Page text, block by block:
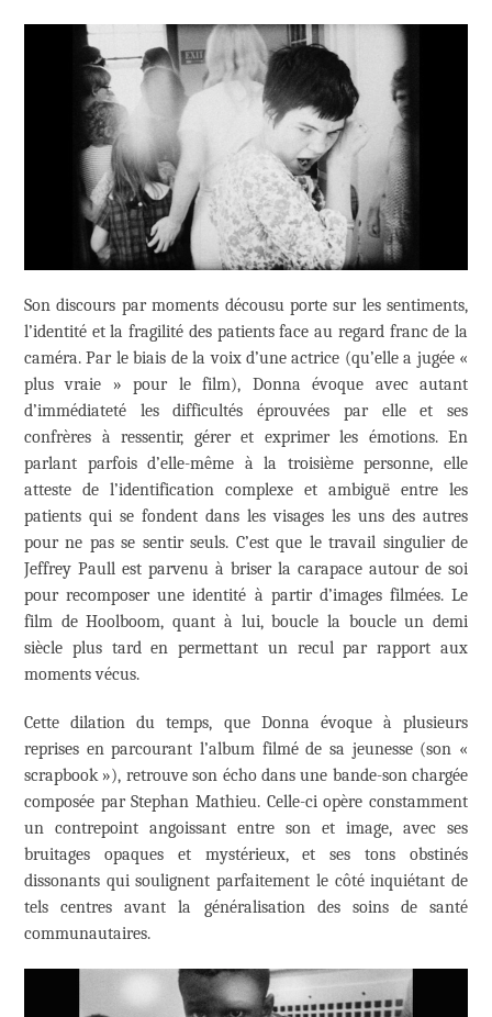
Son discours par moments décousu porte sur les sentiments,
l’identité et la fragilité des patients face au regard franc de la
caméra. Par le biais de la voix d’une actrice (qu’elle a jugée «
plus vraie » pour le film), Donna évoque avec autant
d’immédiateté les difficultés éprouvées par elle et ses
confrères à ressentir, gérer et exprimer les émotions. En
parlant parfois d’elle-même à la troisième personne, elle
atteste de l’identification complexe et ambiguë entre les
patients qui se fondent dans les visages les uns des autres
pour ne pas se sentir seuls. C’est que le travail singulier de
Jeffrey Paull est parvenu à briser la carapace autour de soi
pour recomposer une identité à partir d’images filmées. Le
film de Hoolboom, quant à lui, boucle la boucle un demi
siècle plus tard en permettant un recul par rapport aux
moments vécus.
Cette dilation du temps, que Donna évoque à plusieurs
reprises en parcourant l’album filmé de sa jeunesse (son «
scrapbook »), retrouve son écho dans une bande-son chargée
composée par Stephan Mathieu. Celle-ci opère constamment
un contrepoint angoissant entre son et image, avec ses
bruitages opaques et mystérieux, et ses tons obstinés
dissonants qui soulignent parfaitement le côté inquiétant de
tels centres avant la généralisation des soins de santé
communautaires.